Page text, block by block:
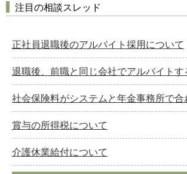
注目の相談スレッド
正社員退職後のアルバイト採用について
退職後、前職と同じ会社でアルバイトす
社会保険料がシステムと年金事務所で合
賞与の所得税について
介護休業給付について